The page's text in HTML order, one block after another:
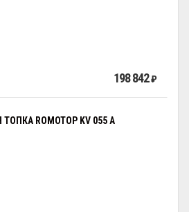
198 842₽
ROMOTOP KV 055 A